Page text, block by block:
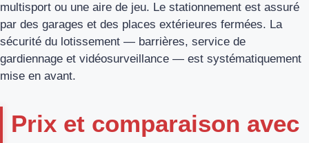
multisport ou une aire de jeu. Le stationnement est assuré
par des garages et des places extérieures fermées. La
sécurité du lotissement — barrières, service de
gardiennage et vidéosurveillance — est systématiquement
mise en avant.
Prix et comparaison avec